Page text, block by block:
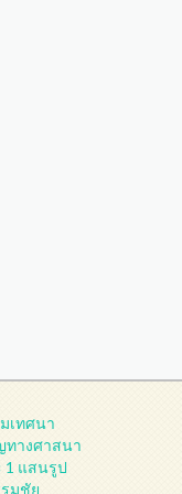
เทศนา
างศาสนา
1 แสนรูป
มชัย